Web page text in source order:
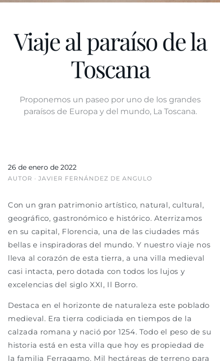
Viaje al paraíso de la
Toscana
Proponemos un paseo por uno de los grandes
paraísos de Europa y del mundo, La Toscana.
26 de enero de 2022
AUTOR · JAVIER FERNÁNDEZ DE ANGULO
Con un gran patrimonio artístico, natural, cultural,
geográfico, gastronómico e histórico. Aterrizamos
en su capital, Florencia, una de las ciudades más
bellas e inspiradoras del mundo. Y nuestro viaje nos
lleva al corazón de esta tierra, a una villa medieval
casi intacta, pero dotada con todos los lujos y
excelencias del siglo XXI, Il Borro.
Destaca en el horizonte de naturaleza este poblado
medieval. Era tierra codiciada en tiempos de la
calzada romana y nació por 1254. Todo el peso de su
historia está en esta villa que hoy es propiedad de
la familia Ferragamo. Mil hectáreas de terreno para